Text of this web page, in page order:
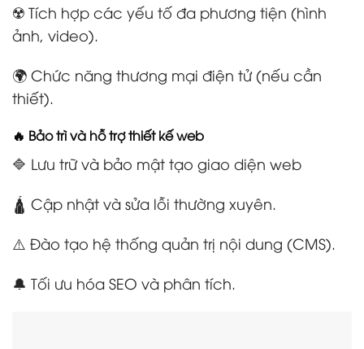
☢️ Tích hợp các yếu tố đa phương tiện (hình
ảnh, video).
🌍 Chức năng thương mại điện tử (nếu cần
thiết).
🔥 Bảo trì và hỗ trợ thiết kế web
🔷 Lưu trữ và bảo mật tạo giao diện web
🛕 Cập nhật và sửa lỗi thường xuyên.
⚠️ Đào tạo hệ thống quản trị nội dung (CMS).
🔔 Tối ưu hóa SEO và phân tích.